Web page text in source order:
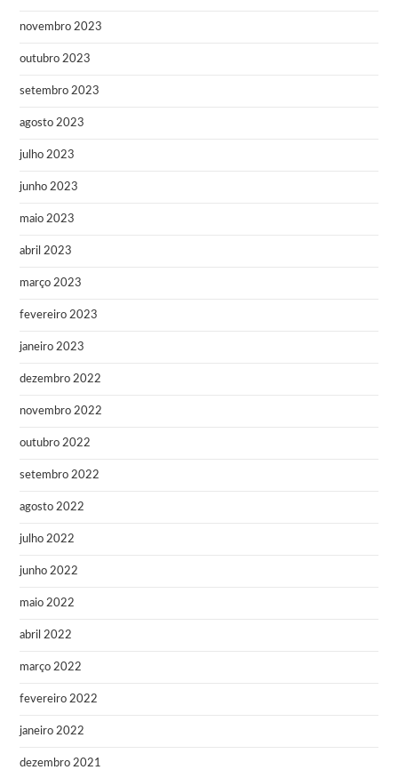
novembro 2023
outubro 2023
setembro 2023
agosto 2023
julho 2023
junho 2023
maio 2023
abril 2023
março 2023
fevereiro 2023
janeiro 2023
dezembro 2022
novembro 2022
outubro 2022
setembro 2022
agosto 2022
julho 2022
junho 2022
maio 2022
abril 2022
março 2022
fevereiro 2022
janeiro 2022
dezembro 2021